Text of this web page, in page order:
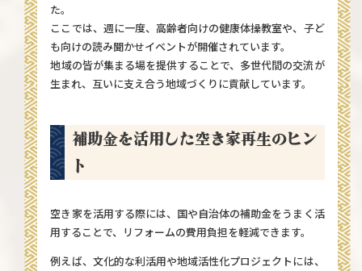
た。
ここでは、週に一度、高齢者向けの健康体操教室や、子ど
も向けの読み聞かせイベントが開催されています。
地域の皆が集まる場を提供することで、多世代間の交流が
生まれ、互いに支え合う地域づくりに貢献しています。
補助金を活用した空き家再生のヒン
ト
空き家を活用する際には、国や自治体の補助金をうまく活
用することで、リフォームの費用負担を軽減できます。
例えば、文化的な利活用や地域活性化プロジェクトには、